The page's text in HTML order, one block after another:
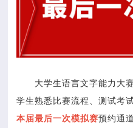
大学生语言文字能力大
学生熟悉比赛流程、测试考
本届最后一次模拟赛预约通